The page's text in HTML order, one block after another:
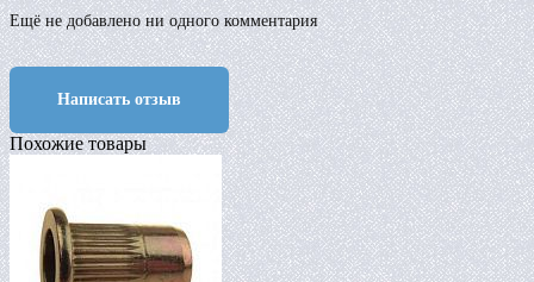
Ещё не добавлено ни одного комментария
Написать отзыв
Похожие товары